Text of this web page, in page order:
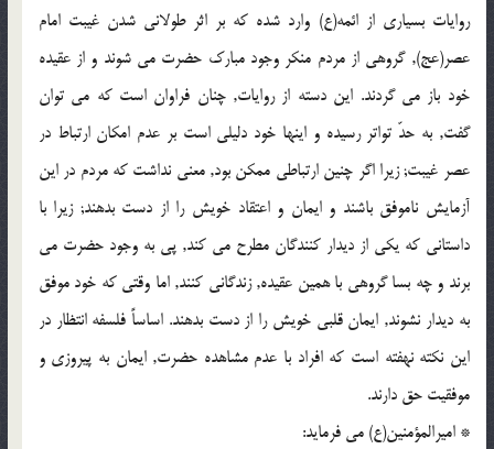
روایات بسیاری از ائمه(ع) وارد شده که بر اثر طولانی شدن غیبت امام
عصر(عج), گروهی از مردم منکر وجود مبارک حضرت می شوند و از عقیده
خود باز می گردند. این دسته از روایات, چنان فراوان است که می توان
گفت, به حدّ تواتر رسیده و اینها خود دلیلی است بر عدم امکان ارتباط در
عصر غیبت; زیرا اگر چنین ارتباطی ممکن بود, معنی نداشت که مردم در این
آزمایش ناموفق باشند و ایمان و اعتقاد خویش را از دست بدهند; زیرا با
داستانی که یکی از دیدار کنندگان مطرح می کند, پی به وجود حضرت می
برند و چه بسا گروهی با همین عقیده, زندگانی کنند, اما وقتی که خود موفق
به دیدار نشوند, ایمان قلبی خویش را از دست بدهند. اساساً فلسفه انتظار در
این نکته نهفته است که افراد با عدم مشاهده حضرت, ایمان به پیروزی و
موفقیت حق دارند.
* امیرالمؤمنین(ع) می فرماید: